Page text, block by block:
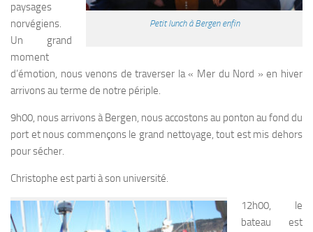
Petit lunch à Bergen enfin
paysages
norvégiens.
Un grand
moment
d’émotion, nous venons de traverser la « Mer du Nord » en hiver
arrivons au terme de notre périple.
9h00, nous arrivons à Bergen, nous accostons au ponton au fond du
port et nous commençons le grand nettoyage, tout est mis dehors
pour sécher.
Christophe est parti à son université.
12h00, le
bateau est